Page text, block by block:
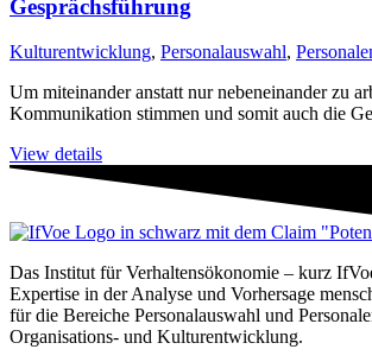
Gesprächsführung
Kulturentwicklung, Personalauswahl,
Um miteinander anstatt nur nebeneinander zu
Kommunikation stimmen und somit auch die
View details
Das Institut für Verhaltensökonomie – kurz
Expertise in der Analyse und Vorhersage
für die Bereiche Personal­auswahl und
Organisations- und Kultur­entwicklung.